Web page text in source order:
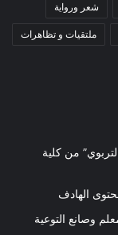
شعر ورواية
ملتقيات و تظاهرات
من كلية
الهادف
وصانع التوعية